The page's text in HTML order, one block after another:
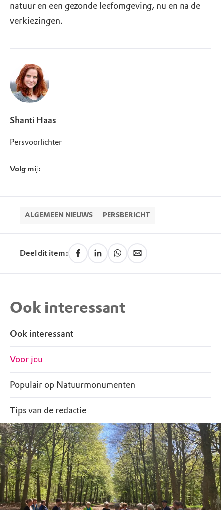
natuur en een gezonde leefomgeving, nu en na de
verkiezingen.
Shanti Haas
Persvoorlichter
Volg mij:
ALGEMEEN NIEUWS PERSBERICHT
Deel dit item:
Ook interessant
Ook interessant
Voor jou
Populair op Natuurmonumenten
Tips van de redactie